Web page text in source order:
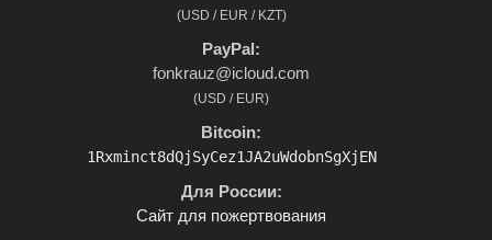
(USD / EUR / KZT)
PayPal:
fonkrauz@icloud.com
(USD / EUR)
Bitcoin:
1Rxminct8dQjSyCez1JA2uWdobnSgXjEN
Для России:
Сайт для пожертвования